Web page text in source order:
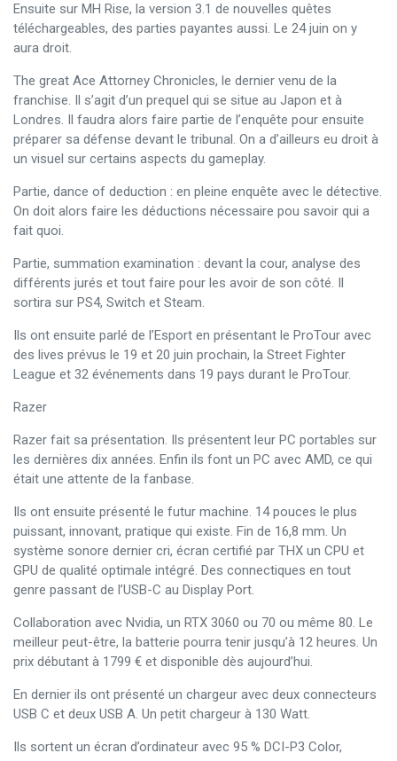
Ensuite sur MH Rise, la version 3.1 de nouvelles quêtes
téléchargeables, des parties payantes aussi. Le 24 juin on y
aura droit.
The great Ace Attorney Chronicles, le dernier venu de la
franchise. Il s’agit d’un prequel qui se situe au Japon et à
Londres. Il faudra alors faire partie de l’enquête pour ensuite
préparer sa défense devant le tribunal. On a d’ailleurs eu droit à
un visuel sur certains aspects du gameplay.
Partie, dance of deduction : en pleine enquête avec le détective.
On doit alors faire les déductions nécessaire pou savoir qui a
fait quoi.
Partie, summation examination : devant la cour, analyse des
différents jurés et tout faire pour les avoir de son côté. Il
sortira sur PS4, Switch et Steam.
Ils ont ensuite parlé de l’Esport en présentant le ProTour avec
des lives prévus le 19 et 20 juin prochain, la Street Fighter
League et 32 événements dans 19 pays durant le ProTour.
Razer
Razer fait sa présentation. Ils présentent leur PC portables sur
les dernières dix années. Enfin ils font un PC avec AMD, ce qui
était une attente de la fanbase.
Ils ont ensuite présenté le futur machine. 14 pouces le plus
puissant, innovant, pratique qui existe. Fin de 16,8 mm. Un
système sonore dernier cri, écran certifié par THX un CPU et
GPU de qualité optimale intégré. Des connectiques en tout
genre passant de l’USB-C au Display Port.
Collaboration avec Nvidia, un RTX 3060 ou 70 ou même 80. Le
meilleur peut-être, la batterie pourra tenir jusqu’à 12 heures. Un
prix débutant à 1799 € et disponible dès aujourd’hui.
En dernier ils ont présenté un chargeur avec deux connecteurs
USB C et deux USB A. Un petit chargeur à 130 Watt.
Ils sortent un écran d’ordinateur avec 95 % DCI-P3 Color,